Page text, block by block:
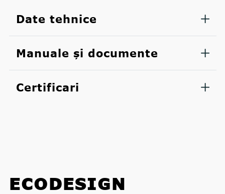
Date tehnice
Manuale și documente
Certificari
ECODESIGN